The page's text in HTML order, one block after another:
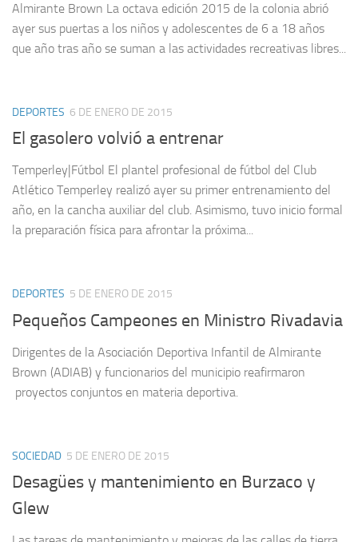
Almirante Brown La octava edición 2015 de la colonia abrió
ayer sus puertas a los niños y adolescentes de 6 a 18 años
que año tras año se suman a las actividades recreativas libres...
DEPORTES 6 DE ENERO DE 2015
El gasolero volvió a entrenar
Temperley|Fútbol El plantel profesional de fútbol del Club
Atlético Temperley realizó ayer su primer entrenamiento del
año, en la cancha auxiliar del club. Asimismo, tuvo inicio formal
la preparación física para afrontar la próxima...
DEPORTES 5 DE ENERO DE 2015
Pequeños Campeones en Ministro Rivadavia
Dirigentes de la Asociación Deportiva Infantil de Almirante
Brown (ADIAB) y funcionarios del municipio reafirmaron
proyectos conjuntos en materia deportiva.
SOCIEDAD 5 DE ENERO DE 2015
Desagües y mantenimiento en Burzaco y
Glew